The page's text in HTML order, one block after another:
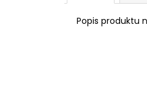
Popis produktu